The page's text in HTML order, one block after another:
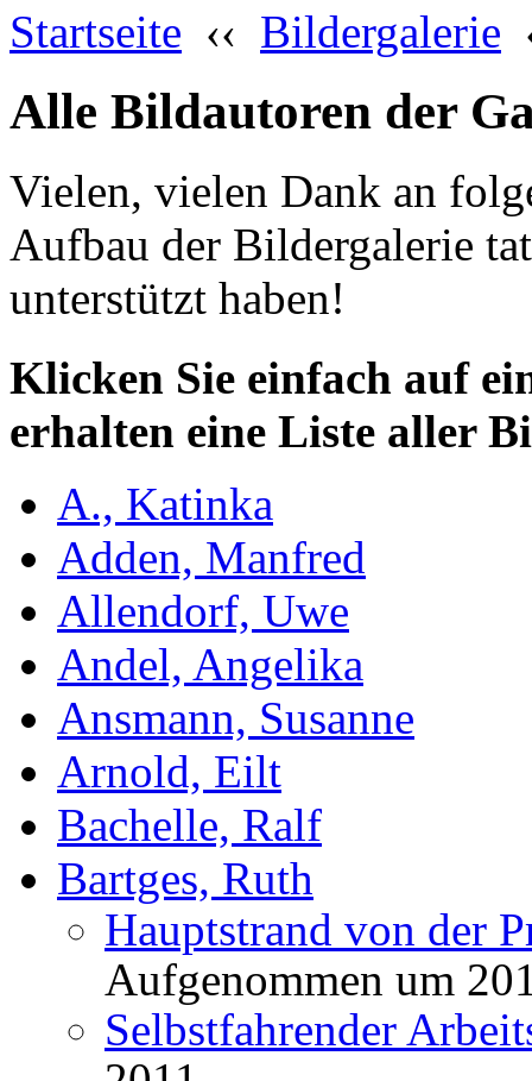
Startseite ‹‹ Bildergalerie
Alle Bildautoren der
Vielen, vielen Dank an
Aufbau der Bildergalerie
unterstützt haben!
Klicken Sie einfach auf
erhalten eine Liste aller
A., Katinka
Adden, Manfred
Allendorf, Uwe
Andel, Angelika
Ansmann, Susanne
Arnold, Eilt
Bachelle, Ralf
Bartges, Ruth
Hauptstrand von der
Aufgenommen um
Selbstfahrender